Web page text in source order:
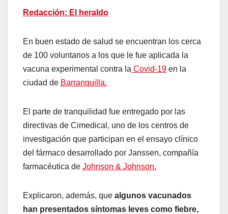
Redacción: El heraldo
En buen estado de salud se encuentran los cerca
de 100 voluntarios a los que le fue aplicada la
vacuna experimental contra la Covid-19 en la
ciudad de Barranquilla.
El parte de tranquilidad fue entregado por las
directivas de Cimedical, uno de los centros de
investigación que participan en el ensayo clínico
del fármaco desarrollado por Janssen, compañía
farmacéutica de Johnson & Johnson.
Explicaron, además, que algunos vacunados
han presentados síntomas leves como fiebre,